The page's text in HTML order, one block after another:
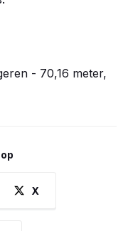
- 70,16 meter,
X